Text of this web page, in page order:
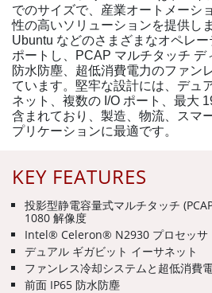
KEY FEATURES
投影型静電容量式マルチタッチ
1080 解像度
Intel® Celeron® N2930 プロセッサ
デュアル ギガビット イーサネット
ファンレス冷却システムと超低消費
前面 IP65 防水防塵
でのサイズで、産業オートメーシ
性の高いソリューションを提供し
Ubuntu などのさまざまなオペレ
ポートし、PCAP マルチタッチ デ
防水防塵、超低消費電力のファン
ています。堅牢な設計には、デュ
ネット、複数の I/O ポート、最大
含まれており、製造、物流、スマ
プリケーションに最適です。